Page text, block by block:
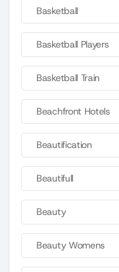
Basketball
Basketball Players
Basketball Train
Beachfront Hotels
Beautification
Beautifull
Beauty
Beauty Womens